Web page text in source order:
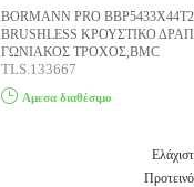
BORMANN PRO
BRUSHLESS ΚΡΟΥΣΤΙΚΟ
ΓΩΝΙΑΚΟΣ ΤΡΟΧΟΣ,ΒMC
TLS.133667
Αμεσα διαθέσιμο